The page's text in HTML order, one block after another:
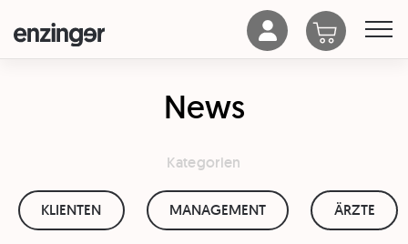
News
Kategorien
KLIENTEN MANAGEMENT ÄRZTE